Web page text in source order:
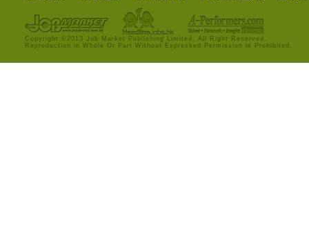
Copyright ©2013 Job Market Publishing Limited. All Right Reserved.
Reproduction in Whole Or Part Without Expressed Permission is Prohibited.